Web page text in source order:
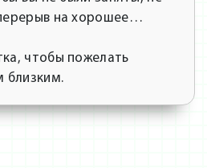
на хорошее…
чтобы пожелать
близким.